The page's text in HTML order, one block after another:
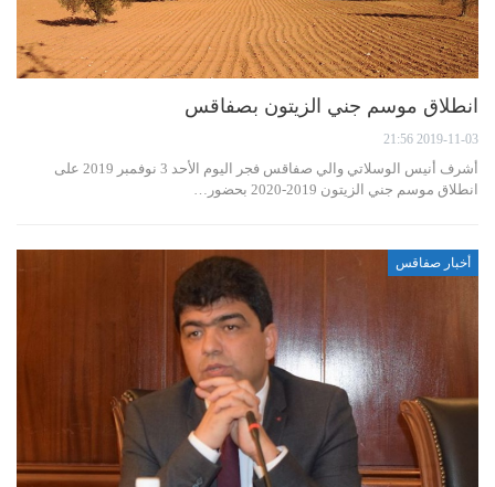
انطلاق موسم جني الزيتون بصفاقس
2019-11-03 21:56
أشرف أنيس الوسلاتي والي صفاقس فجر اليوم الأحد 3 نوفمبر 2019 على
انطلاق موسم جني الزيتون 2019-2020 بحضور…
أخبار صفاقس